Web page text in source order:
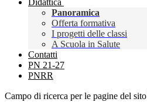
Didattica
Panoramica
Offerta formativa
I progetti delle classi
A Scuola in Salute
Contatti
PN 21-27
PNRR
Campo di ricerca per le pagine del sito